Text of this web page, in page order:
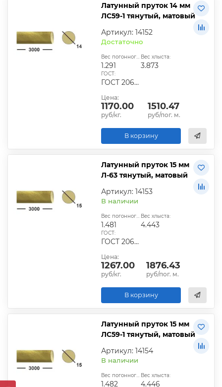
Латунный пруток 14 мм
ЛС59-1 тянутый, матовый
Артикул: 14152
Достаточно
Вес погонного метра, кг:
1.291
Вес хлыста:
3.873
ГОСТ:
ГОСТ 2060-2006, ГОСТ Р 52597-2006, ГОСТ 15527-2043
Цена:
1170.00
руб/кг.
1510.47
руб/пог. м.
В корзину
Латунный пруток 15 мм
Л-63 тянутый, матовый
Артикул: 14153
В наличии
Вес погонного метра, кг:
1.481
Вес хлыста:
4.443
ГОСТ:
ГОСТ 2060-2006, ГОСТ Р 52597-2006, ГОСТ 15527-2012
Цена:
1267.00
руб/кг.
1876.43
руб/пог. м.
В корзину
Латунный пруток 15 мм
ЛС59-1 тянутый, матовый
Артикул: 14154
В наличии
Вес погонного метра, кг:
1.482
Вес хлыста:
4.446